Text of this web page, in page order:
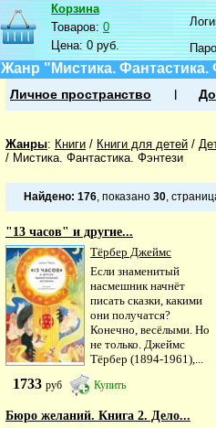
Корзина
Товаров:0
Цена:0 руб.
Жанр "Мистика. Фантастика.
Личное пространство
Жанры: Книги / Книги для детей /
/ Мистика. Фантастика. Фэнтези
Найдено: 176, показано 30,
"13 часов" и другие...
Тёрбер Джеймс
Если знаменитый
насмешник начнёт
писать сказки, какими
они получатся?
Конечно, весёлыми. Но
не только. Джеймс
Тёрбер (1894-1961),...
1733 руб Купить
Бюро желаний. Книга 2. Дело...